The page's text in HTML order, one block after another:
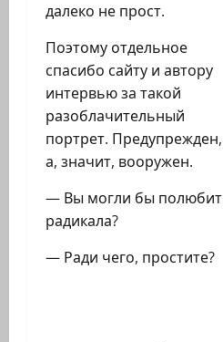
далеко не прост.
Поэтому отдельное
спасибо сайту и автору
интервью за такой
разоблачительный
портрет. Предупрежден,
а, значит, вооружен.
— Вы могли бы
радикала?
— Ради чего, простите?